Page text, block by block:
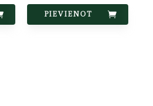
PIEVIENOT